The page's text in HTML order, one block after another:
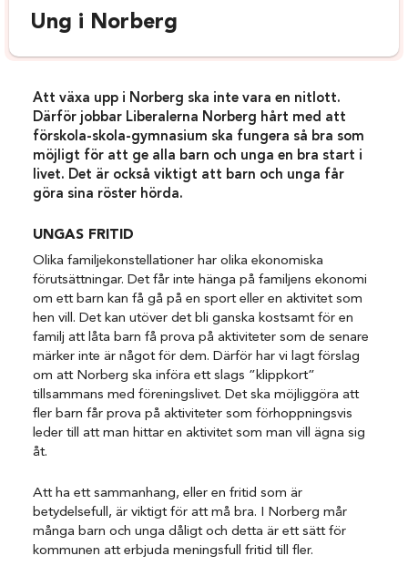
Ung i Norberg
Att växa upp i Norberg ska inte vara en nitlott.
Därför jobbar Liberalerna Norberg hårt med att
förskola-skola-gymnasium ska fungera så bra som
möjligt för att ge alla barn och unga en bra start i
livet. Det är också viktigt att barn och unga får
göra sina röster hörda.
UNGAS FRITID
Olika familjekonstellationer har olika ekonomiska
förutsättningar. Det får inte hänga på familjens ekonomi
om ett barn kan få gå på en sport eller en aktivitet som
hen vill. Det kan utöver det bli ganska kostsamt för en
familj att låta barn få prova på aktiviteter som de senare
märker inte är något för dem. Därför har vi lagt förslag
om att Norberg ska införa ett slags ”klippkort”
tillsammans med föreningslivet. Det ska möjliggöra att
fler barn får prova på aktiviteter som förhoppningsvis
leder till att man hittar en aktivitet som man vill ägna sig
åt.
Att ha ett sammanhang, eller en fritid som är
betydelsefull, är viktigt för att må bra. I Norberg mår
många barn och unga dåligt och detta är ett sätt för
kommunen att erbjuda meningsfull fritid till fler.